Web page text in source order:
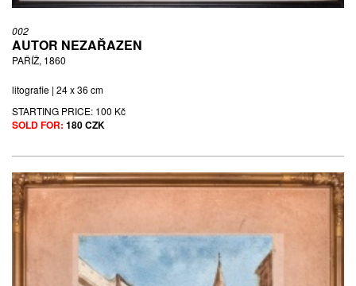
002
AUTOR NEZAŘAZEN
PAŘÍŽ, 1860
litografie | 24 x 36 cm
STARTING PRICE: 100 Kč
SOLD FOR: 180 CZK